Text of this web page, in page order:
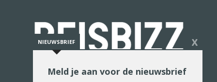
De reiswereld in woord en beeld
NIEUWSBRIEF X
Meld je aan voor de nieuwsbrief